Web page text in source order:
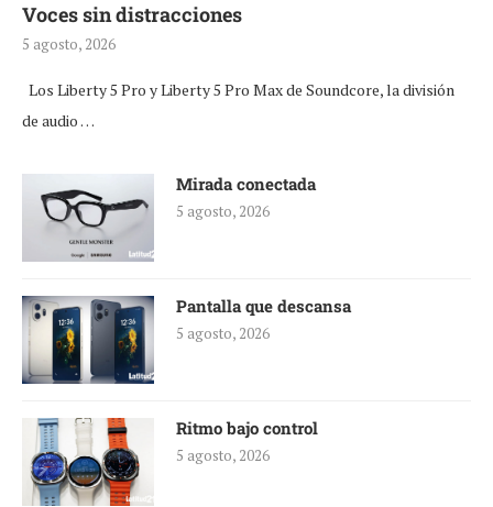
Voces sin distracciones
5 agosto, 2026
Los Liberty 5 Pro y Liberty 5 Pro Max de Soundcore, la división
de audio …
Mirada conectada
5 agosto, 2026
Pantalla que descansa
5 agosto, 2026
Ritmo bajo control
5 agosto, 2026